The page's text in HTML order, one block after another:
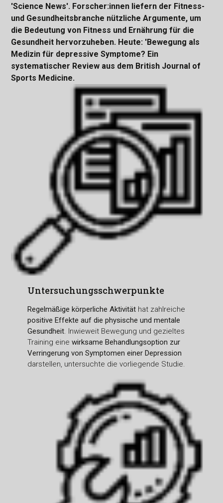
'Science News'. Forscher:innen liefern der Fitness-
und Gesundheitsbranche nützliche Argumente, um
die Bedeutung von Fitness und Ernährung für die
Gesundheit hervorzuheben. Heute: 'Bewegung als
Medizin für depressive Symptome? Ein
systematischer Review aus dem British Journal of
Sports Medicine.
Untersuchungsschwerpunkte
Regelmäßige körperliche Aktivitäthat zahlreiche
positive Effekte auf die physische und mentale
Gesundheit. Inwieweit Bewegung und gezieltes
Training eine wirksame Behandlungsoption zur
Verringerung von Symptomen einer Depression
darstellen, untersuchte die vorliegende Studie.